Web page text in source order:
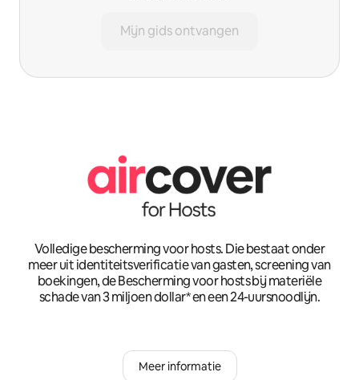
Mijn gids ontvangen
Volledige bescherming voor hosts. Die bestaat onder
meer uit identiteitsverificatie van gasten, screening van
boekingen, de Bescherming voor hosts bij materiële
schade van 3 miljoen dollar* en een 24-uursnoodlijn.
Meer informatie